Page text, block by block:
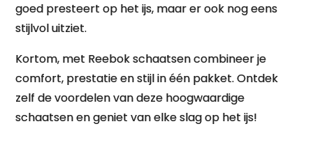
goed presteert op het ijs, maar er ook nog eens
stijlvol uitziet.
Kortom, met Reebok schaatsen combineer je
comfort, prestatie en stijl in één pakket. Ontdek
zelf de voordelen van deze hoogwaardige
schaatsen en geniet van elke slag op het ijs!